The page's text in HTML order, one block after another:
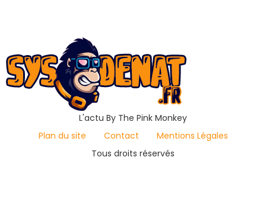
L'actu By The Pink Monkey
Plan du site
Contact
Mentions Légales
Tous droits réservés